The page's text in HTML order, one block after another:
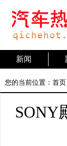
新闻
您的当前位置： 首页
SONY